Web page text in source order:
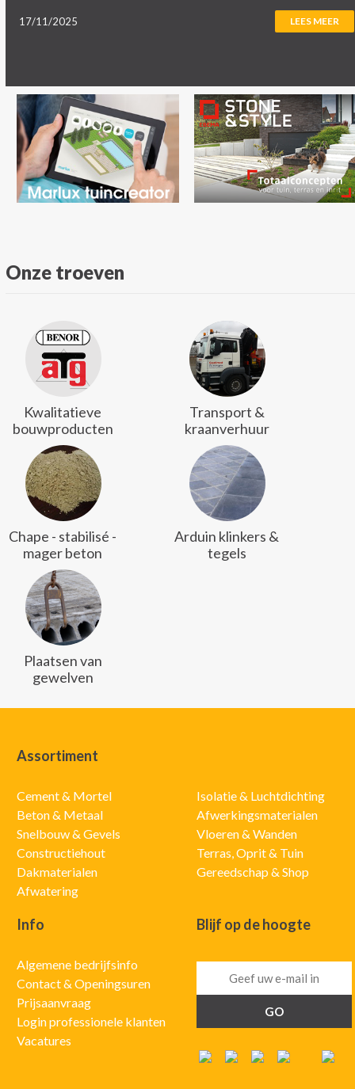
17/11/2025 LEES MEER
Onze troeven
Kwalitatieve
bouwproducten
Transport &
kraanverhuur
Chape - stabilisé -
mager beton
Arduin klinkers &
tegels
Plaatsen van
gewelven
Assortiment
Cement & Mortel
Beton & Metaal
Snelbouw & Gevels
Constructiehout
Dakmaterialen
Afwatering
Isolatie & Luchtdichting
Afwerkingsmaterialen
Vloeren & Wanden
Terras, Oprit & Tuin
Gereedschap & Shop
Info
Algemene bedrijfsinfo
Contact & Openingsuren
Prijsaanvraag
Login professionele klanten
Vacatures
Blijf op de hoogte